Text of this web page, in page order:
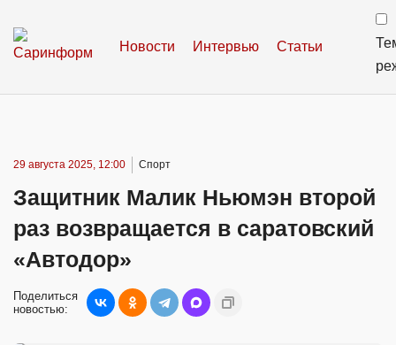
Новости Интервью Статьи
29 августа 2025, 12:00 Спорт
Защитник Малик Ньюмэн второй
раз возвращается в саратовский
«Автодор»
Поделиться
новостью: